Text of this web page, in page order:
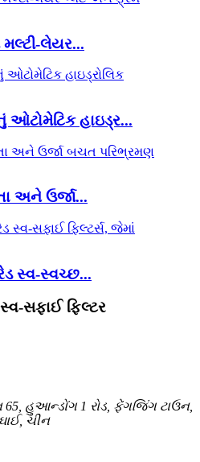
લેયર...
ઓટોમેટિક હાઇડ્ર...
અને ઉર્જા...
સ્વ-સ્વચ્છ...
સફાઈ ફિલ્ટર
હુઆન્ડોંગ 1 રોડ, ફેંગજિંગ ટાઉન,
ચીન